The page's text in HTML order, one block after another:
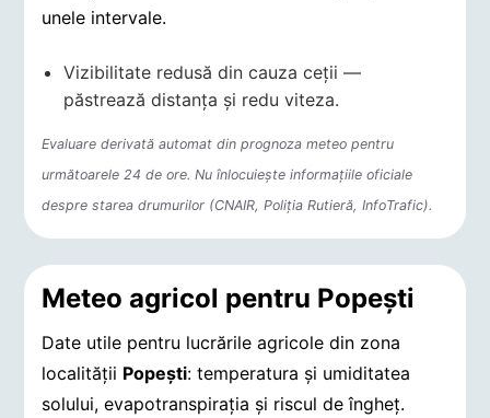
unele intervale.
Vizibilitate redusă din cauza ceții —
păstrează distanța și redu viteza.
Evaluare derivată automat din prognoza meteo pentru
următoarele 24 de ore. Nu înlocuiește informațiile oficiale
despre starea drumurilor (CNAIR, Poliția Rutieră, InfoTrafic).
Meteo agricol pentru Popeşti
Date utile pentru lucrările agricole din zona
localității Popeşti: temperatura și umiditatea
solului, evapotranspirația și riscul de îngheț.